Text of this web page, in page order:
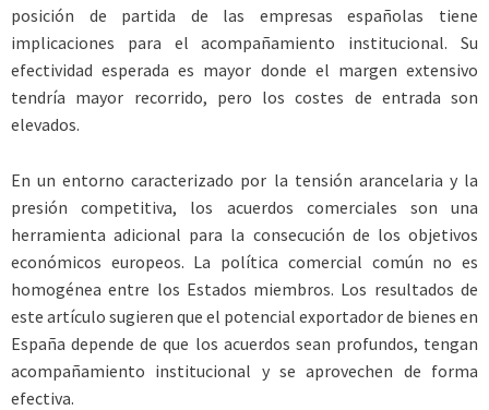
posición de partida de las empresas españolas tiene
implicaciones para el acompañamiento institucional. Su
efectividad esperada es mayor donde el margen extensivo
tendría mayor recorrido, pero los costes de entrada son
elevados.
En un entorno caracterizado por la tensión arancelaria y la
presión competitiva, los acuerdos comerciales son una
herramienta adicional para la consecución de los objetivos
económicos europeos. La política comercial común no es
homogénea entre los Estados miembros. Los resultados de
este artículo sugieren que el potencial exportador de bienes en
España depende de que los acuerdos sean profundos, tengan
acompañamiento institucional y se aprovechen de forma
efectiva.